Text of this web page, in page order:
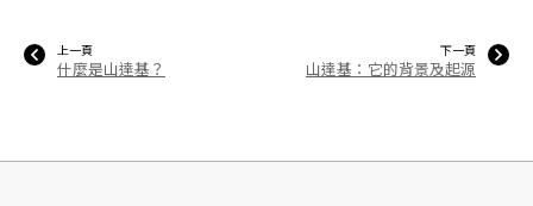
上一頁
什麼是山達基？
下一頁
山達基：它的背景及起源